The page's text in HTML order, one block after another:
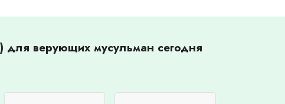
для верующих мусульман сегодня